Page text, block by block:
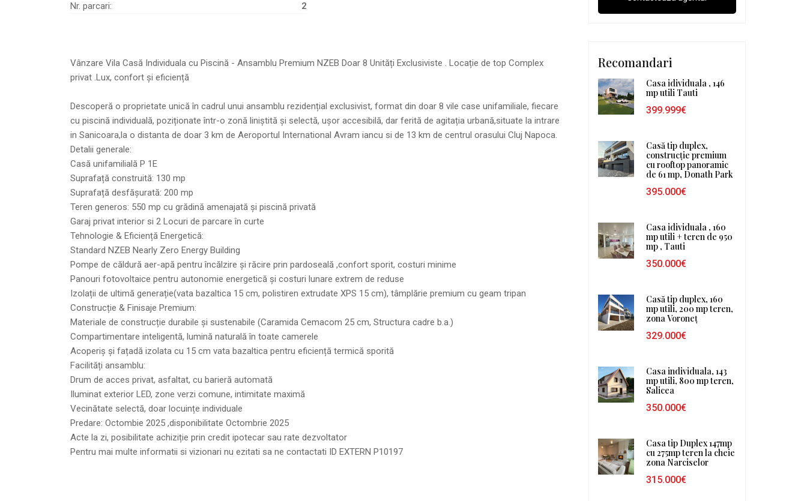
Nr. parcari:
2
Vânzare Vila Casă Individuala cu Piscină - Ansamblu Premium NZEB Doar 8 Unități Exclusiviste . Locație de top Complex
privat .Lux, confort și eficiență
Descoperă o proprietate unică în cadrul unui ansamblu rezidențial exclusivist, format din doar 8 vile case unifamiliale, fiecare
cu piscină individuală, poziționate într-o zonă liniștită și selectă, ușor accesibilă, dar ferită de agitația urbană,situate la intrare
in Sanicoara,la o distanta de doar 3 km de Aeroportul International Avram iancu si de 13 km de centrul orasului Cluj Napoca.
Detalii generale:
Casă unifamilială P 1E
Suprafață construită: 130 mp
Suprafață desfășurată: 200 mp
Teren generos: 550 mp cu grădină amenajată și piscină privată
Garaj privat interior si 2 Locuri de parcare în curte
Tehnologie & Eficiență Energetică:
Standard NZEB Nearly Zero Energy Building
Pompe de căldură aer-apă pentru încălzire și răcire prin pardoseală ,confort sporit, costuri minime
Panouri fotovoltaice pentru autonomie energetică și costuri lunare extrem de reduse
Izolații de ultimă generație(vata bazaltica 15 cm, polistiren extrudate XPS 15 cm), tâmplărie premium cu geam tripan
Construcție & Finisaje Premium:
Materiale de construcție durabile și sustenabile (Caramida Cemacom 25 cm, Structura cadre b.a.)
Compartimentare inteligentă, lumină naturală în toate camerele
Acoperiș și fațadă izolata cu 15 cm vata bazaltica pentru eficiență termică sporită
Facilități ansamblu:
Drum de acces privat, asfaltat, cu barieră automată
Iluminat exterior LED, zone verzi comune, intimitate maximă
Vecinătate selectă, doar locuințe individuale
Predare: Octombie 2025 ,disponibilitate Octombrie 2025
Acte la zi, posibilitate achiziție prin credit ipotecar sau rate dezvoltator
Pentru mai multe informatii si vizionari nu ezitati sa ne contactati ID EXTERN P10197
Recomandari
Casa idividuala , 146
mp utili Tauti
399.999€
Casă tip duplex,
construcție premium
cu rooftop panoramic
de 61 mp, Donath Park
395.000€
Casa idividuala , 160
mp utili + teren de 950
mp , Tauti
350.000€
Casă tip duplex, 160
mp utili, 200 mp teren,
zona Voroneț
329.000€
Casa individuala, 143
mp utili, 800 mp teren,
Salicea
350.000€
Casa tip Duplex 147mp
cu 275mp teren la cheie
zona Narciselor
315.000€